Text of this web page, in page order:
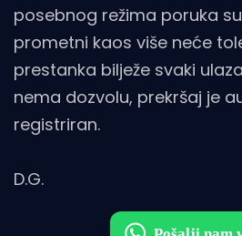
posebnog režima poruka
prometni kaos više neće
prestanka bilježe svaki
nema dozvolu, prekršaj je
registriran.
D.G.